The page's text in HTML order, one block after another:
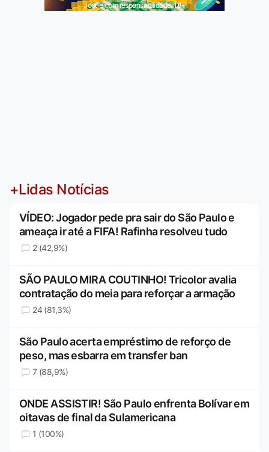
Jogue com responsabilidade. 18+
+Lidas Notícias
VÍDEO: Jogador pede pra sair do São Paulo e
ameaça ir até a FIFA! Rafinha resolveu tudo
2 (42,9%)
SÃO PAULO MIRA COUTINHO! Tricolor avalia
contratação do meia para reforçar a armação
24 (81,3%)
São Paulo acerta empréstimo de reforço de
peso, mas esbarra em transfer ban
7 (88,9%)
ONDE ASSISTIR! São Paulo enfrenta Bolívar em
oitavas de final da Sulamericana
1 (100%)